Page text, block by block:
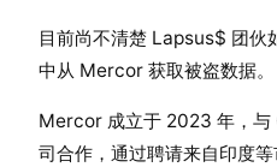
目前尚不清楚 Lapsus$ 团伙
中从 Mercor 获取被盗数据。
Mercor 成立于 2023 年，
司合作，通过聘请来自印度